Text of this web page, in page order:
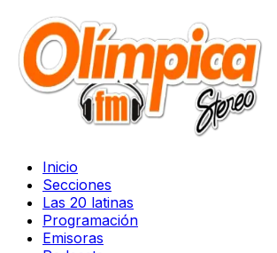
Inicio
Secciones
Las 20 latinas
Programación
Emisoras